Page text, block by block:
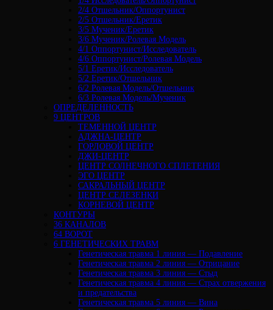
2/4 Отшельник/Оппортунист
2/5 Отшельник/Еретик
3/5 Мученик/Еретик
3/6 Мученик/Ролевая Модель
4/1 Оппортунист/Исследователь
4/6 Оппортунист/Ролевая Модель
5/1 Еретик/Исследователь
5/2 Еретик/Отшельник
6/2 Ролевая Модель/Отшельник
6/3 Ролевая Модель/Мученик
ОПРЕДЕЛЕННОСТЬ
9 ЦЕНТРОВ
ТЕМЕННОЙ ЦЕНТР
АДЖНА-ЦЕНТР
ГОРЛОВОЙ ЦЕНТР
ДЖИ-ЦЕНТР
ЦЕНТР СОЛНЕЧНОГО СПЛЕТЕНИЯ
ЭГО ЦЕНТР
САКРАЛЬНЫЙ ЦЕНТР
ЦЕНТР СЕЛЕЗЕНКИ
КОРНЕВОЙ ЦЕНТР
КОНТУРЫ
36 КАНАЛОВ
64 ВОРОТ
6 ГЕНЕТИЧЕСКИХ ТРАВМ
Генетическая травма 1 линия — Подавление
Генетическая травма 2 линия — Отрицание
Генетическая травма 3 линия — Стыд
Генетическая травма 4 линия — Страх отвержения
и предательства
Генетическая травма 5 линия — Вина